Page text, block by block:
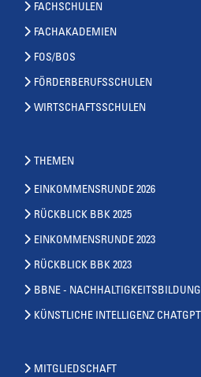
FACHSCHULEN
FACHAKADEMIEN
FOS/BOS
FÖRDERBERUFSSCHULEN
WIRTSCHAFTSSCHULEN
THEMEN
EINKOMMENSRUNDE 2026
RÜCKBLICK BBK 2025
EINKOMMENSRUNDE 2023
RÜCKBLICK BBK 2023
BBNE - NACHHALTIGKEITSBILDUNG
KÜNSTLICHE INTELLIGENZ CHATGPT
MITGLIEDSCHAFT